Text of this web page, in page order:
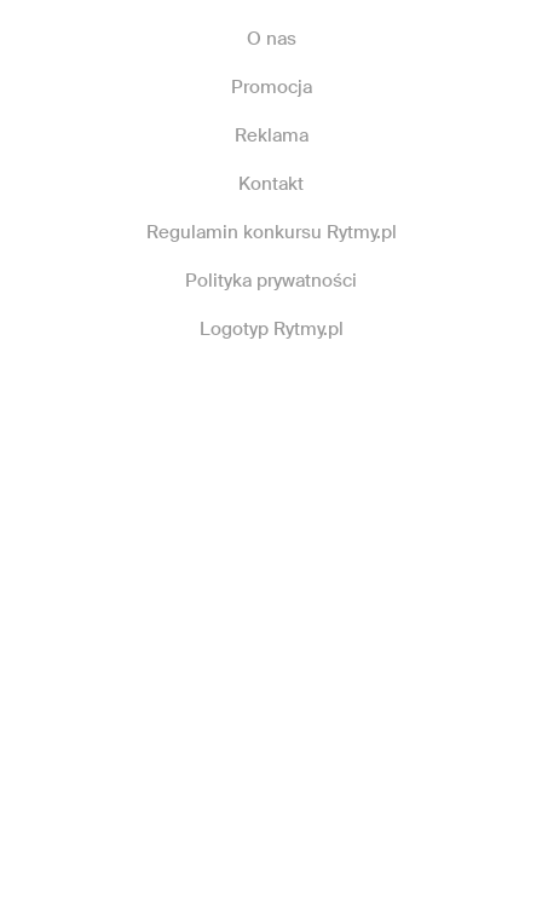
O nas
Promocja
Reklama
Kontakt
Regulamin konkursu Rytmy.pl
Polityka prywatności
Logotyp Rytmy.pl